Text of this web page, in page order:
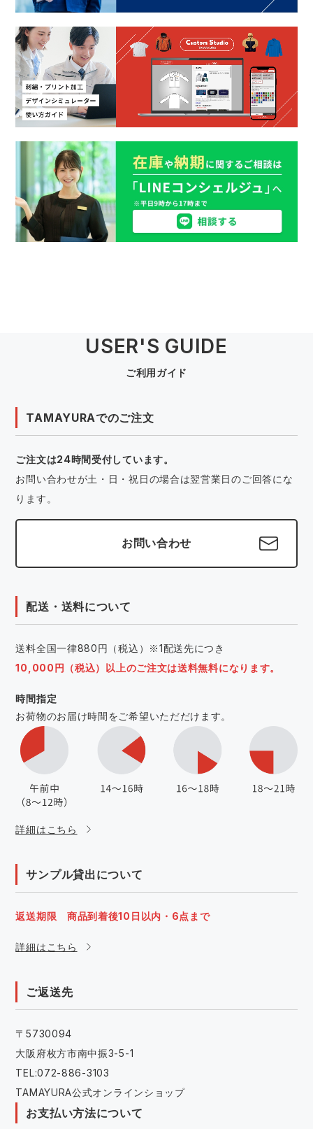
USER'S GUIDE
ご利用ガイド
TAMAYURAでのご注文
ご注文は24時間受付しています。
お問い合わせが土・日・祝日の場合は翌営業日のご回答にな
ります。
お問い合わせ
配送・送料について
送料全国一律880円（税込）※1配送先につき
10,000円（税込）以上のご注文は送料無料になります。
時間指定
お荷物のお届け時間をご希望いただだけます。
詳細はこちら
サンプル貸出について
返送期限 商品到着後10日以内・6点まで
詳細はこちら
ご返送先
〒5730094
大阪府枚方市南中振3-5-1
TEL:072-886-3103
TAMAYURA公式オンラインショップ
お支払い方法について